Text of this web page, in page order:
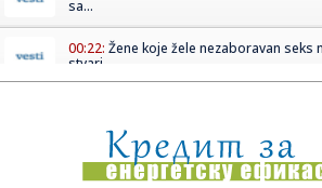
sa...
00:22: Žene koje žele nezaboravan seks
stvari
00:15:Drama na plaži u Italiji! Doktorka
turist...